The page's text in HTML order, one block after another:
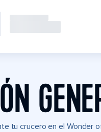
tu crucero en el Wonder